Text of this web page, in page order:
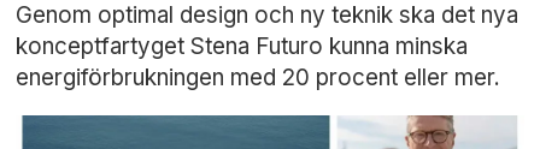
Genom optimal design och ny teknik ska det nya
konceptfartyget Stena Futuro kunna minska
energiförbrukningen med 20 procent eller mer.